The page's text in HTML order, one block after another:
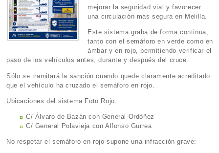
mejorar la seguridad vial y favorecer
una circulación más segura en Melilla.
Este sistema graba de forma continua,
tanto con el semáforo en verde como en
ámbar y en rojo, permitiendo verificar el
paso de los vehículos antes, durante y después del cruce.
Sólo se tramitará la sanción cuando quede claramente acreditado
que el vehículo ha cruzado el semáforo en rojo.
Ubicaciones del sistema Foto Rojo:
C/ Álvaro de Bazán con General Ordóñez
C/ General Polavieja con Alfonso Gurrea
No respetar el semáforo en rojo supone una infracción grave: